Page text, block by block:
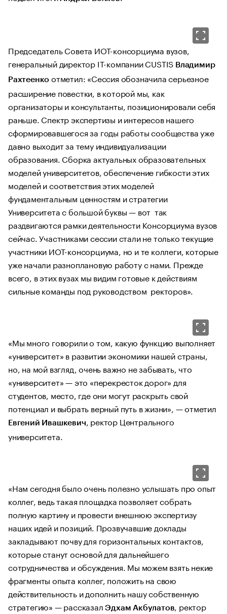
Председатель Совета ИОТ-консорциума вузов,
генеральный директор IT-компании CUSTIS Владимир
Рахтеенко отметил: «Сессия обозначила серьезное
расширение повестки, в которой мы, как
организаторы и консультанты, позиционировали себя
раньше. Спектр экспертизы и интересов нашего
сформировавшегося за годы работы сообщества уже
давно выходит за тему индивидуализации
образования. Сборка актуальных образовательных
моделей университетов, обеспечение гибкости этих
моделей и соответствия этих моделей
фундаментальным ценностям и стратегии
Университета с большой буквы — вот так
раздвигаются рамки деятельности Консорциума вузов
сейчас. Участниками сессии стали не только текущие
участники ИОТ-консорциума, но и те коллеги, которые
уже начали разноплановую работу с нами. Прежде
всего, в этих вузах мы видим готовые к действиям
сильные команды под руководством ректоров».
«Мы много говорили о том, какую функцию выполняет
«университет» в развитии экономики нашей страны,
но, на мой взгляд, очень важно не забывать, что
«университет» — это «перекресток дорог» для
студентов, место, где они могут раскрыть свой
потенциал и выбрать верный путь в жизни», — отметил
Евгений Ивашкевич, ректор Центрального
университета.
«Нам сегодня было очень полезно услышать про опыт
коллег, ведь такая площадка позволяет собрать
полную картину и провести внешнюю экспертизу
наших идей и позиций. Прозвучавшие доклады
закладывают почву для горизонтальных контактов,
которые станут основой для дальнейшего
сотрудничества и обсуждения. Мы можем взять некие
фрагменты опыта коллег, положить на свою
действительность и дополнить нашу собственную
стратегию» — рассказалЭдхам Акбулатов, ректор